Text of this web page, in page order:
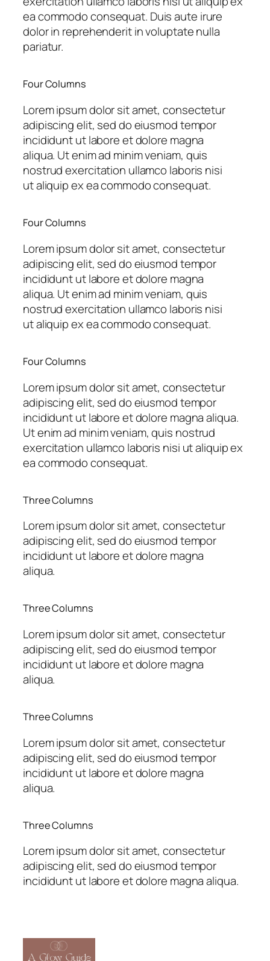
ea commodo consequat. Duis aute irure
dolor in reprehenderit in voluptate nulla
pariatur.
Four Columns
Lorem ipsum dolor sit amet, consectetur
adipiscing elit, sed do eiusmod tempor
incididunt ut labore et dolore magna
aliqua. Ut enim ad minim veniam, quis
nostrud exercitation ullamco laboris nisi
ut aliquip ex ea commodo consequat.
Four Columns
Lorem ipsum dolor sit amet, consectetur
adipiscing elit, sed do eiusmod tempor
incididunt ut labore et dolore magna
aliqua. Ut enim ad minim veniam, quis
nostrud exercitation ullamco laboris nisi
ut aliquip ex ea commodo consequat.
Four Columns
Lorem ipsum dolor sit amet, consectetur
adipiscing elit, sed do eiusmod tempor
incididunt ut labore et dolore magna aliqua.
Ut enim ad minim veniam, quis nostrud
exercitation ullamco laboris nisi ut aliquip ex
ea commodo consequat.
Three Columns
Lorem ipsum dolor sit amet, consectetur
adipiscing elit, sed do eiusmod tempor
incididunt ut labore et dolore magna
aliqua.
Three Columns
Lorem ipsum dolor sit amet, consectetur
adipiscing elit, sed do eiusmod tempor
incididunt ut labore et dolore magna
aliqua.
Three Columns
Lorem ipsum dolor sit amet, consectetur
adipiscing elit, sed do eiusmod tempor
incididunt ut labore et dolore magna
aliqua.
Three Columns
Lorem ipsum dolor sit amet, consectetur
adipiscing elit, sed do eiusmod tempor
incididunt ut labore et dolore magna aliqua.